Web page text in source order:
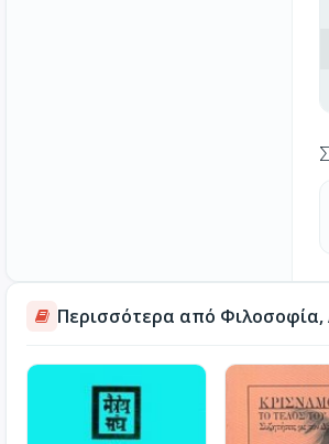
Περισσότερα από Φιλοσοφία,